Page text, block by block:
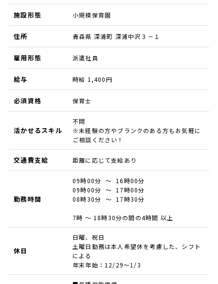
施設形態 小規模保育園
住所 青森県 深浦町 深浦中沢３－１
雇用形態 派遣社員
給与 時給 1,400円
必須資格 保育士
活かせるスキル
不問
※未経験の方やブランクのある方もお気軽に
ご相談ください！
交通費支給 距離に応じて支給あり
勤務時間
09時00分 ～ 16時00分
09時00分 ～ 17時00分
08時30分 ～ 17時30分
7時 ～ 18時30分の間の4時間 以上
休日
日曜、祝日
土曜日勤務は本人希望休を考慮した、シフト
による
年末年始：12/29～1/3